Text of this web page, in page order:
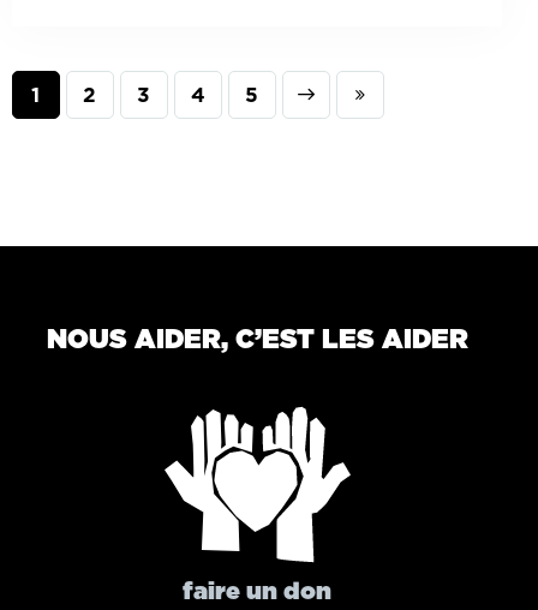
1 2 3 4 5
Next Last
NOUS AIDER, C’EST LES AIDER
faire un don